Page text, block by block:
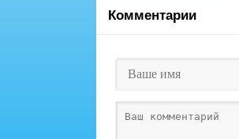
Комментарии